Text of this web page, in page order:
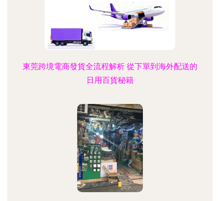
東莞跨境電商發貨全流程解析 從下單到海外配送的
日用百貨秘籍